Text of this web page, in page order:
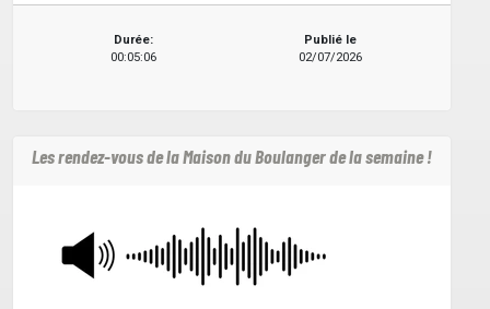
Durée:
00:05:06
Publié le
02/07/2026
Les rendez-vous de la Maison du Boulanger de la semaine !